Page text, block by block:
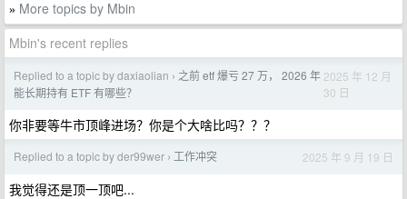
» More topics by Mbin
Mbin's recent replies
Replied to a topic by daxiaolian › 之前 etf 爆亏 27 万， 2026 年
能长期持有 ETF 有哪些？
2025 年 12 月
30 日
你非要等牛市顶峰进场？你是个大啥比吗？？？
Replied to a topic by der99wer › 工作冲突 2025 年 9 月 19 日
我觉得还是顶一顶吧...